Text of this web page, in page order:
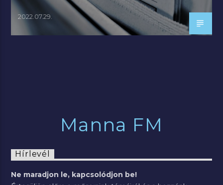
2022.07.29.
Manna FM
Hírlevél
Ne maradjon le, kapcsolódjon be!